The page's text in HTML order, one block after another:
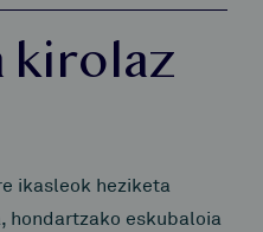
kirolaz
ikasleok heziketa
hondartzako eskubaloia